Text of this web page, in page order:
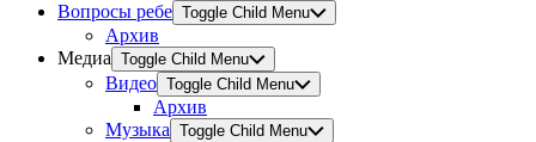
Вопросы ребе Toggle Child Menu
Архив
Медиа Toggle Child Menu
Видео Toggle Child Menu
Архив
Музыка Toggle Child Menu